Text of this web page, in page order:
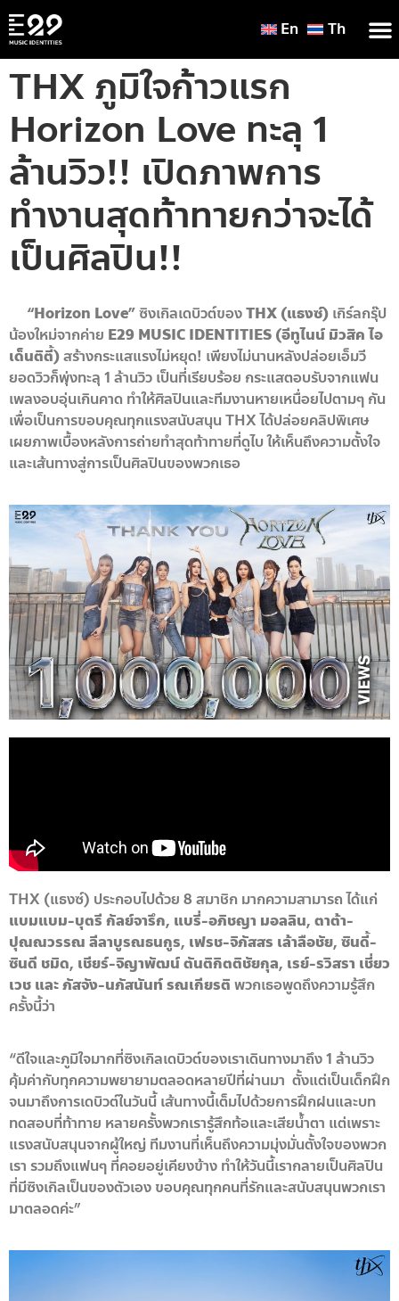
En Th
THX ภูมิใจก้าวแรก
Horizon Love ทะลุ 1
ล้านวิว!! เปิดภาพการ
ทำงานสุดท้าทายกว่าจะได้
เป็นศิลปิน!!
“Horizon Love”ซิงเกิลเดบิวต์ของTHX (แธงซ์) เกิร์ลกรุ๊ป
น้องใหม่จากค่าย E29 MUSIC IDENTITIES (อีทูไนน์ มิวสิค ไอ
เด็นติตี้)สร้างกระแสแรงไม่หยุด! เพียงไม่นานหลังปล่อยเอ็มวี
ยอดวิวก็พุ่งทะลุ 1 ล้านวิว เป็นที่เรียบร้อย กระแสตอบรับจากแฟน
เพลงอบอุ่นเกินคาด ทำให้ศิลปินและทีมงานหายเหนื่อยไปตามๆ กัน
เพื่อเป็นการขอบคุณทุกแรงสนับสนุน THX ได้ปล่อยคลิปพิเศษ
เผยภาพเบื้องหลังการถ่ายทำสุดท้าทายที่ดูไบ ให้เห็นถึงความตั้งใจ
และเส้นทางสู่การเป็นศิลปินของพวกเธอ
THX (แธงซ์) ประกอบไปด้วย 8 สมาชิก มากความสามารถ ได้แก่
แบมแบม-บุตรี กัลย์จารึก, แบรี่-อภิชญา มอลลิน, ตาต้า-
ปุณณวรรณ ลีลาบูรณธนกูร, เฟรช-จิภัสสร เล้าลือชัย, ซินดี้-
ซินดี ชมิด, เชียร์-จิญาพัฒน์ ตันติกิตติชัยกุล, เรย์-รวิสรา เชี่ยว
เวช และ ภัสจัง-นภัสนันท์ รณเกียรติ พวกเธอพูดถึงความรู้สึก
ครั้งนี้ว่า
“ดีใจและภูมิใจมากที่ซิงเกิลเดบิวต์ของเราเดินทางมาถึง 1 ล้านวิว
คุ้มค่ากับทุกความพยายามตลอดหลายปีที่ผ่านมา ตั้งแต่เป็นเด็กฝึก
จนมาถึงการเดบิวต์ในวันนี้ เส้นทางนี้เต็มไปด้วยการฝึกฝนและบท
ทดสอบที่ท้าทาย หลายครั้งพวกเรารู้สึกท้อและเสียน้ำตา แต่เพราะ
แรงสนับสนุนจากผู้ใหญ่ ทีมงานที่เห็นถึงความมุ่งมั่นตั้งใจของพวก
เรา รวมถึงแฟนๆ ที่คอยอยู่เคียงข้าง ทำให้วันนี้เรากลายเป็นศิลปิน
ที่มีซิงเกิลเป็นของตัวเอง ขอบคุณทุกคนที่รักและสนับสนุนพวกเรา
มาตลอดค่ะ”